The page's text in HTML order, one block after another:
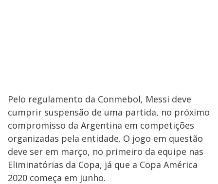
Pelo regulamento da Conmebol, Messi deve
cumprir suspensão de uma partida, no próximo
compromisso da Argentina em competições
organizadas pela entidade. O jogo em questão
deve ser em março, no primeiro da equipe nas
Eliminatórias da Copa, já que a Copa América
2020 começa em junho.